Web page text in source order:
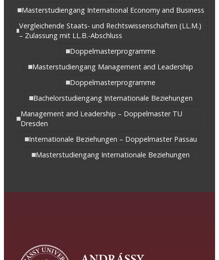
Masterstudiengang International Economy and Business
Vergleichende Staats- und Rechtswissenschaften (LL.M.)
– Zulassung mit LL.B.-Abschluss
Doppelmasterprogramme
Masterstudiengang Management and Leadership
Doppelmasterprogramme
Bachelorstudiengang Internationale Beziehungen
Management and Leadership – Doppelmaster TU
Dresden
Internationale Beziehungen – Doppelmaster Passau
Masterstudiengang Internationale Beziehungen